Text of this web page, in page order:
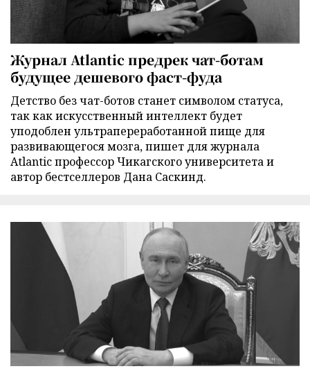
Журнал Atlantic предрек чат-ботам
будущее дешевого фаст-фуда
Детство без чат-ботов станет символом статуса,
так как искусственный интеллект будет
уподоблен ультрапереработанной пище для
развивающегося мозга, пишет для журнала
Atlantic профессор Чикагского университета и
автор бестселлеров Дана Саскинд.